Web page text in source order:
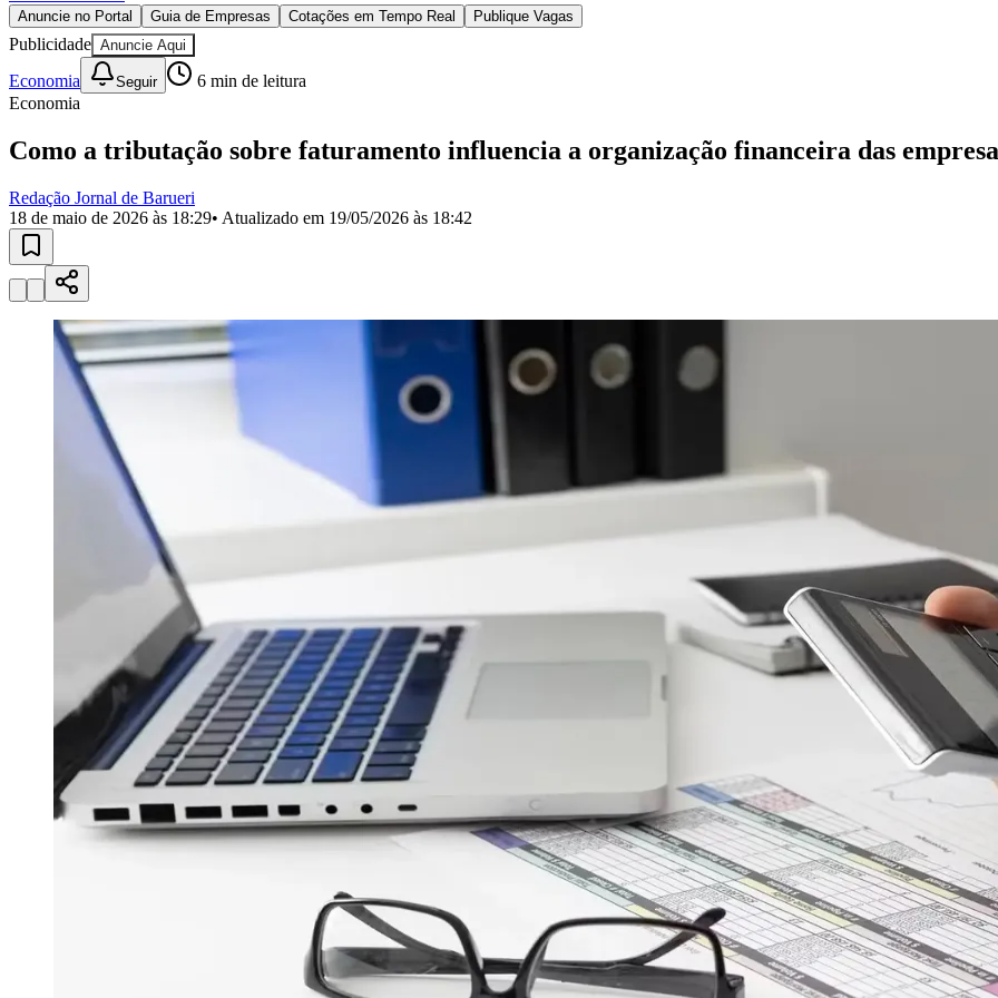
Copa do Brasil
Libertadores
Sul-Americana
Copa América
Champions League
Premier League
Bundesliga
Times - Ir direto
Anuncie no Portal Guia de Empresas Cotações em Tempo Real Publique Vagas
Publicidade Anuncie Aqui
Economia Seguir 6 min de leitura
Economia
Como a tributação sobre faturamento influencia a organização financeira das
Redação Jornal de Barueri
18 de maio de 2026 às 18:29• Atualizado em 19/05/2026 às 18:42